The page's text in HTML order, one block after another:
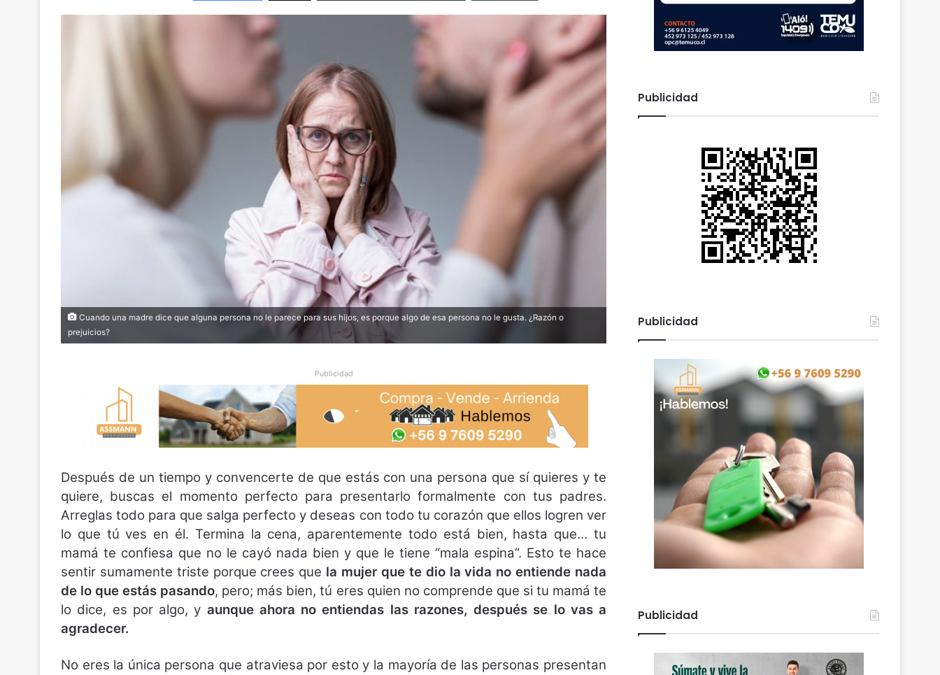
Cuando una madre dice que alguna persona no le parece para sus hijos, es porque algo de esa persona no le gusta. ¿Razón o
prejuicios?
Publicidad
Después de un tiempo y convencerte de que estás con una persona que sí quieres y te
quiere, buscas el momento perfecto para presentarlo formalmente con tus padres.
Arreglas todo para que salga perfecto y deseas con todo tu corazón que ellos logren ver
lo que tú ves en él. Termina la cena, aparentemente todo está bien, hasta que… tu
mamá te confiesa que no le cayó nada bien y que le tiene “mala espina”. Esto te hace
sentir sumamente triste porque crees que la mujer que te dio la vida no entiende nada
de lo que estás pasando, pero; más bien, tú eres quien no comprende que si tu mamá te
lo dice, es por algo, y aunque ahora no entiendas las razones, después se lo vas a
agradecer.
No eres la única persona que atraviesa por esto y la mayoría de las personas presentan
Publicidad
Publicidad
Publicidad